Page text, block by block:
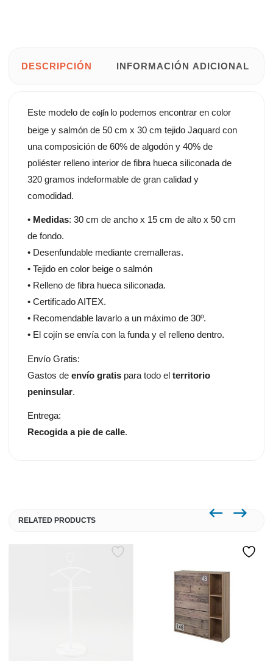
DESCRIPCIÓN INFORMACIÓN ADICIONAL
Este modelo decojín lo podemos encontrar en color
beige y salmón de 50 cm x 30 cm tejido Jaquard con
una composición de 60% de algodón y 40% de
poliéster relleno interior de fibra hueca siliconada de
320 gramos indeformable de gran calidad y
comodidad.
• Medidas: 30 cm de ancho x 15 cm de alto x 50 cm
de fondo.
• Desenfundable mediante cremalleras.
• Tejido en color beige o salmón
• Relleno de fibra hueca siliconada.
• Certificado AITEX.
• Recomendable lavarlo a un máximo de 30º.
• El cojín se envía con la funda y el relleno dentro.
Envío Gratis:
Gastos deenvío gratis para todo el territorio
peninsular.
Entrega:
Recogida a pie de calle.
RELATED PRODUCTS